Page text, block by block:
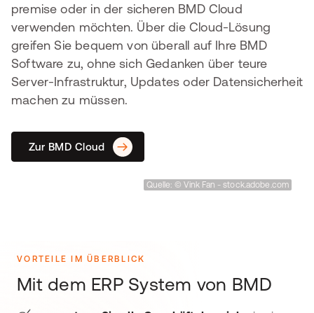
Quelle: © Vink Fan - stock.adobe.com
premise oder in der sicheren BMD Cloud
verwenden möchten. Über die Cloud-Lösung
greifen Sie bequem von überall auf Ihre BMD
Software zu, ohne sich Gedanken über teure
Server-Infrastruktur, Updates oder Datensicherheit
machen zu müssen.
Zur BMD Cloud
VORTEILE IM ÜBERBLICK
Mit dem ERP System von BMD